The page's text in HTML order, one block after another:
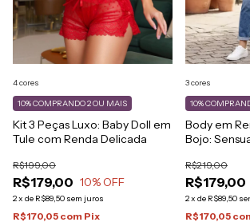
Kit 3 Peças Luxo: Baby Doll em
Tule com Renda Delicada
R$179,00
R$199,00
10% OFF
2x de R$89,50 sem juros
10%COMPRANDO 2 OU MAIS
R$170,05 com Pix
4 cores
Body em
Bojo:
R$179,00
R$219,00
2x de R$89,50
10%
R$170,05
3 cores